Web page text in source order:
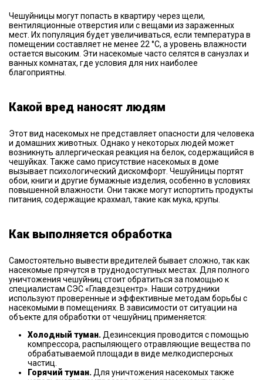
Чешуйницы могут попасть в квартиру через щели,
вентиляционные отверстия или с вещами из зараженных
мест. Их популяция будет увеличиваться, если температура в
помещении составляет не менее 22 °С, а уровень влажности
остается высоким. Эти насекомые часто селятся в санузлах и
ванных комнатах, где условия для них наиболее
благоприятны.
Какой вред наносят людям
Этот вид насекомых не представляет опасности для человека
и домашних животных. Однако у некоторых людей может
возникнуть аллергическая реакция на белок, содержащийся в
чешуйках. Также само присутствие насекомых в доме
вызывает психологический дискомфорт. Чешуйницы портят
обои, книги и другие бумажные изделия, особенно в условиях
повышенной влажности. Они также могут испортить продукты
питания, содержащие крахмал, такие как мука, крупы.
Как выполняется обработка
Самостоятельно вывести вредителей бывает сложно, так как
насекомые прячутся в труднодоступных местах. Для полного
уничтожения чешуйниц стоит обратиться за помощью к
специалистам СЭС «Главдезцентр». Наши сотрудники
используют проверенные и эффективные методам борьбы с
насекомыми в помещениях. В зависимости от ситуации на
объекте для обработки от чешуйниц применяется:
Холодный туман. Дезинсекция проводится с помощью
компрессора, распыляющего отравляющие вещества по
обрабатываемой площади в виде мелкодисперсных
частиц.
Горячий туман. Для уничтожения насекомых также